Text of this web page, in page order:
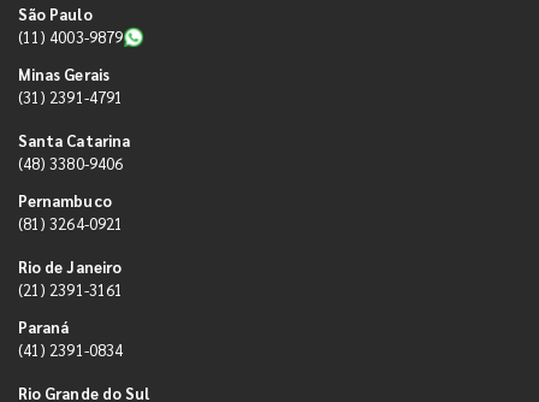
São Paulo
(11) 4003-9879
Minas Gerais
(31) 2391-4791
Santa Catarina
(48) 3380-9406
Pernambuco
(81) 3264-0921
Rio de Janeiro
(21) 2391-3161
Paraná
(41) 2391-0834
Rio Grande do Sul